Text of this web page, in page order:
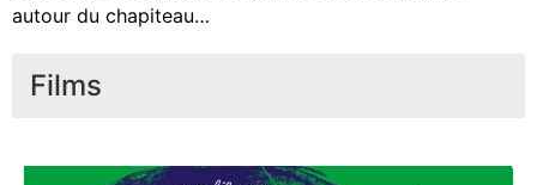
autour du chapiteau…
Films